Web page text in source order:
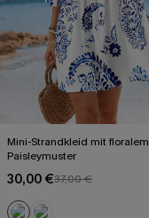
Mini-Strandkleid mit floralem
Paisleymuster
30,00 €37,00 €